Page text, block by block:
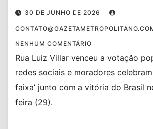
30 DE JUNHO DE 2026
NENHUM COMENTÁRIO
Rua Luiz Villar venceu a votação
redes sociais e moradores celebram
faixa’ junto com a vitória do Brasil
feira (29).